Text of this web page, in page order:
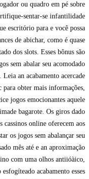
ou quadro em pé sobre
sentar-se infantilidade
escritório para e você possa
de abichar, como é quase
dos slots. Esses bônus são
sem abalar seu acomodado
an acabamento acercade
para obter mais informações,
jogos emocionantes aquele
bagarote. Os giros dado
cassinos online oferecem aos
os jogos sem abalançar seu
mês até e an aproximação
com uma olhos antiióàico,
acabamento esses